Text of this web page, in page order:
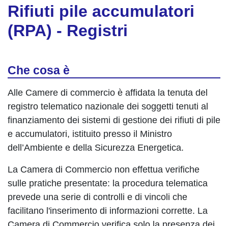
Rifiuti pile accumulatori
(RPA) - Registri
Che cosa è
Alle Camere di commercio è affidata la tenuta del
registro telematico nazionale dei soggetti tenuti al
finanziamento dei sistemi di gestione dei rifiuti di pile
e accumulatori, istituito presso il Ministro
dell’Ambiente e della Sicurezza Energetica.
La Camera di Commercio non effettua verifiche
sulle pratiche presentate: la procedura telematica
prevede una serie di controlli e di vincoli che
facilitano l'inserimento di informazioni corrette. La